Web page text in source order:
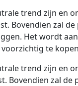
trend zijn en
Bovendien zal
Het wordt
voorzichtig te
trend zijn en
Bovendien zal de